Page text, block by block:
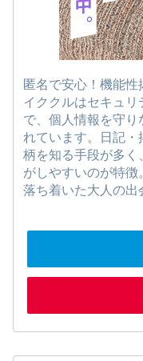
匿名で安心！機能性
イククルはセキュリ
で、個人情報を守り
れています。日記・
柄を知る手段が多く
がしやすいのが特徴
落ち着いた大人の出